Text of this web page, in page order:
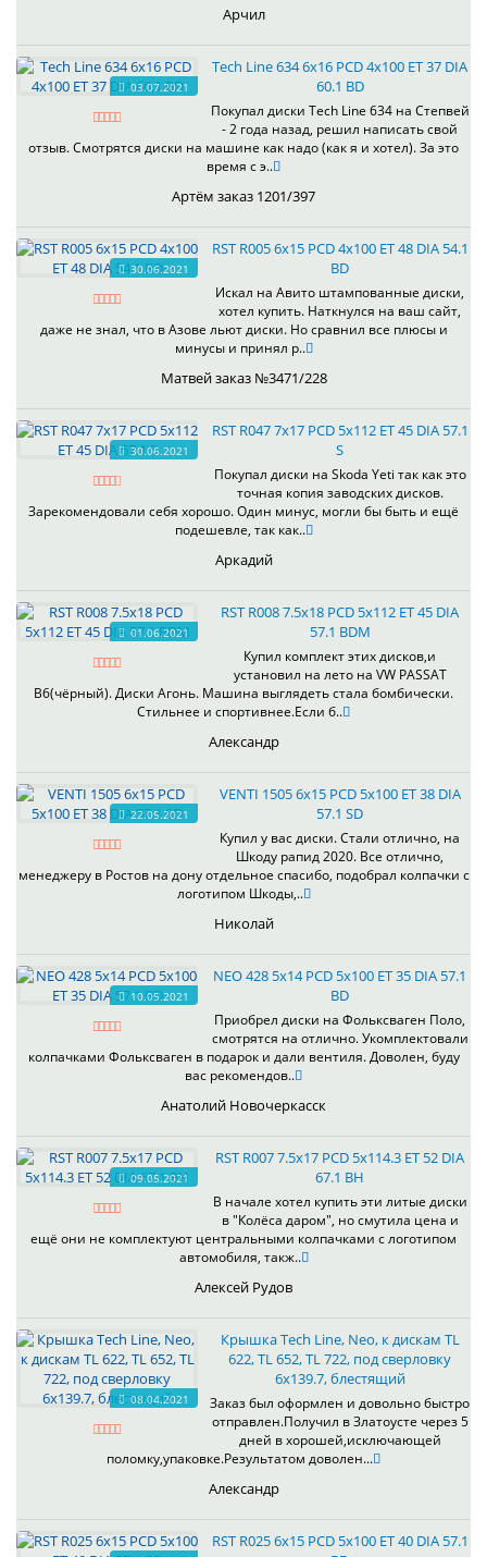
Арчил
03.07.2021
Tech Line 634 6x16 PCD 4x100 ET 37 DIA
60.1 BD
Покупал диски Tech Line 634 на Степвей
- 2 года назад, решил написать свой
отзыв. Смотрятся диски на машине как надо (как я и хотел). За это
время с э..
Артём заказ 1201/397
30.06.2021
RST R005 6x15 PCD 4x100 ET 48 DIA 54.1
BD
Искал на Авито штампованные диски,
хотел купить. Наткнулся на ваш сайт,
даже не знал, что в Азове льют диски. Но сравнил все плюсы и
минусы и принял р..
Матвей заказ №3471/228
30.06.2021
RST R047 7x17 PCD 5x112 ET 45 DIA 57.1
S
Покупал диски на Skoda Yeti так как это
точная копия заводских дисков.
Зарекомендовали себя хорошо. Один минус, могли бы быть и ещё
подешевле, так как..
Аркадий
01.06.2021
RST R008 7.5x18 PCD 5x112 ET 45 DIA
57.1 BDM
Купил комплект этих дисков,и
установил на лето на VW PASSAT
B6(чёрный). Диски Агонь. Машина выглядеть стала бомбически.
Стильнее и спортивнее.Если б..
Александр
22.05.2021
VENTI 1505 6x15 PCD 5x100 ET 38 DIA
57.1 SD
Купил у вас диски. Стали отлично, на
Шкоду рапид 2020. Все отлично,
менеджеру в Ростов на дону отдельное спасибо, подобрал колпачки с
логотипом Шкоды,..
Николай
10.05.2021
NEO 428 5x14 PCD 5x100 ET 35 DIA 57.1
BD
Приобрел диски на Фольксваген Поло,
смотрятся на отлично. Укомплектовали
колпачками Фольксваген в подарок и дали вентиля. Доволен, буду
вас рекомендов..
Анатолий Новочеркасск
09.05.2021
RST R007 7.5x17 PCD 5x114.3 ET 52 DIA
67.1 BH
В начале хотел купить эти литые диски
в "Колёса даром", но смутила цена и
ещё они не комплектуют центральными колпачками с логотипом
автомобиля, такж..
Алексей Рудов
08.04.2021
Крышка Tech Line, Neo, к дискам TL
622, TL 652, TL 722, под сверловку
6х139.7, блестящий
Заказ был оформлен и довольно быстро
отправлен.Получил в Златоусте через 5
дней в хорошей,исключающей
поломку,упаковке.Результатом доволен...
Александр
RST R025 6x15 PCD 5x100 ET 40 DIA 57.1